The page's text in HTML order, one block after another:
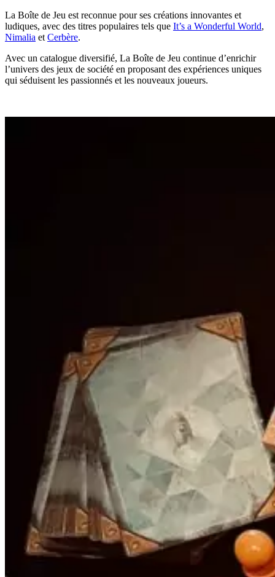
La Boîte de Jeu est reconnue pour ses créations innovantes et
ludiques, avec des titres populaires tels que It’s a Wonderful World,
Nimalia et Cerbère.
Avec un catalogue diversifié, La Boîte de Jeu continue d’enrichir
l’univers des jeux de société en proposant des expériences uniques
qui séduisent les passionnés et les nouveaux joueurs.